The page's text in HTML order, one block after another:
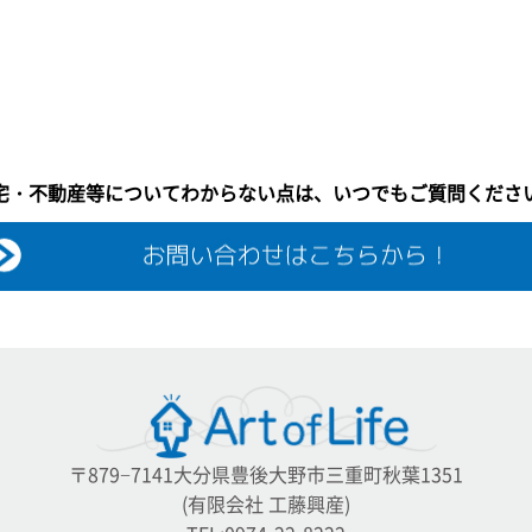
・不動産等についてわからない点は、いつでもご質問くださ
〒879−7141大分県豊後大野市三重町秋葉1351
(有限会社 工藤興産)